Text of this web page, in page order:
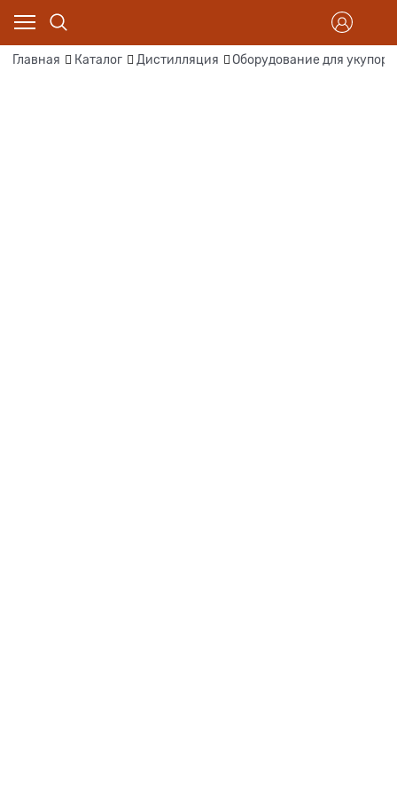
Главная Каталог Дистилляция Оборудование для